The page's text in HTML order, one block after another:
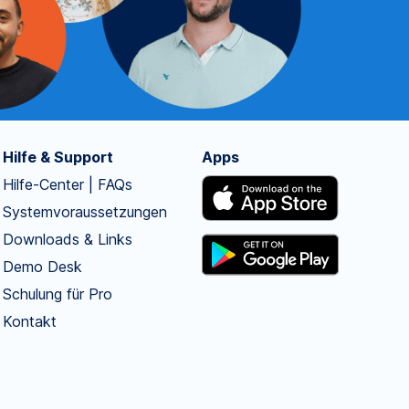
Hilfe & Support
Hilfe-Center | FAQs
Systemvoraussetzungen
Downloads & Links
Demo Desk
Schulung für Pro
Kontakt
Apps